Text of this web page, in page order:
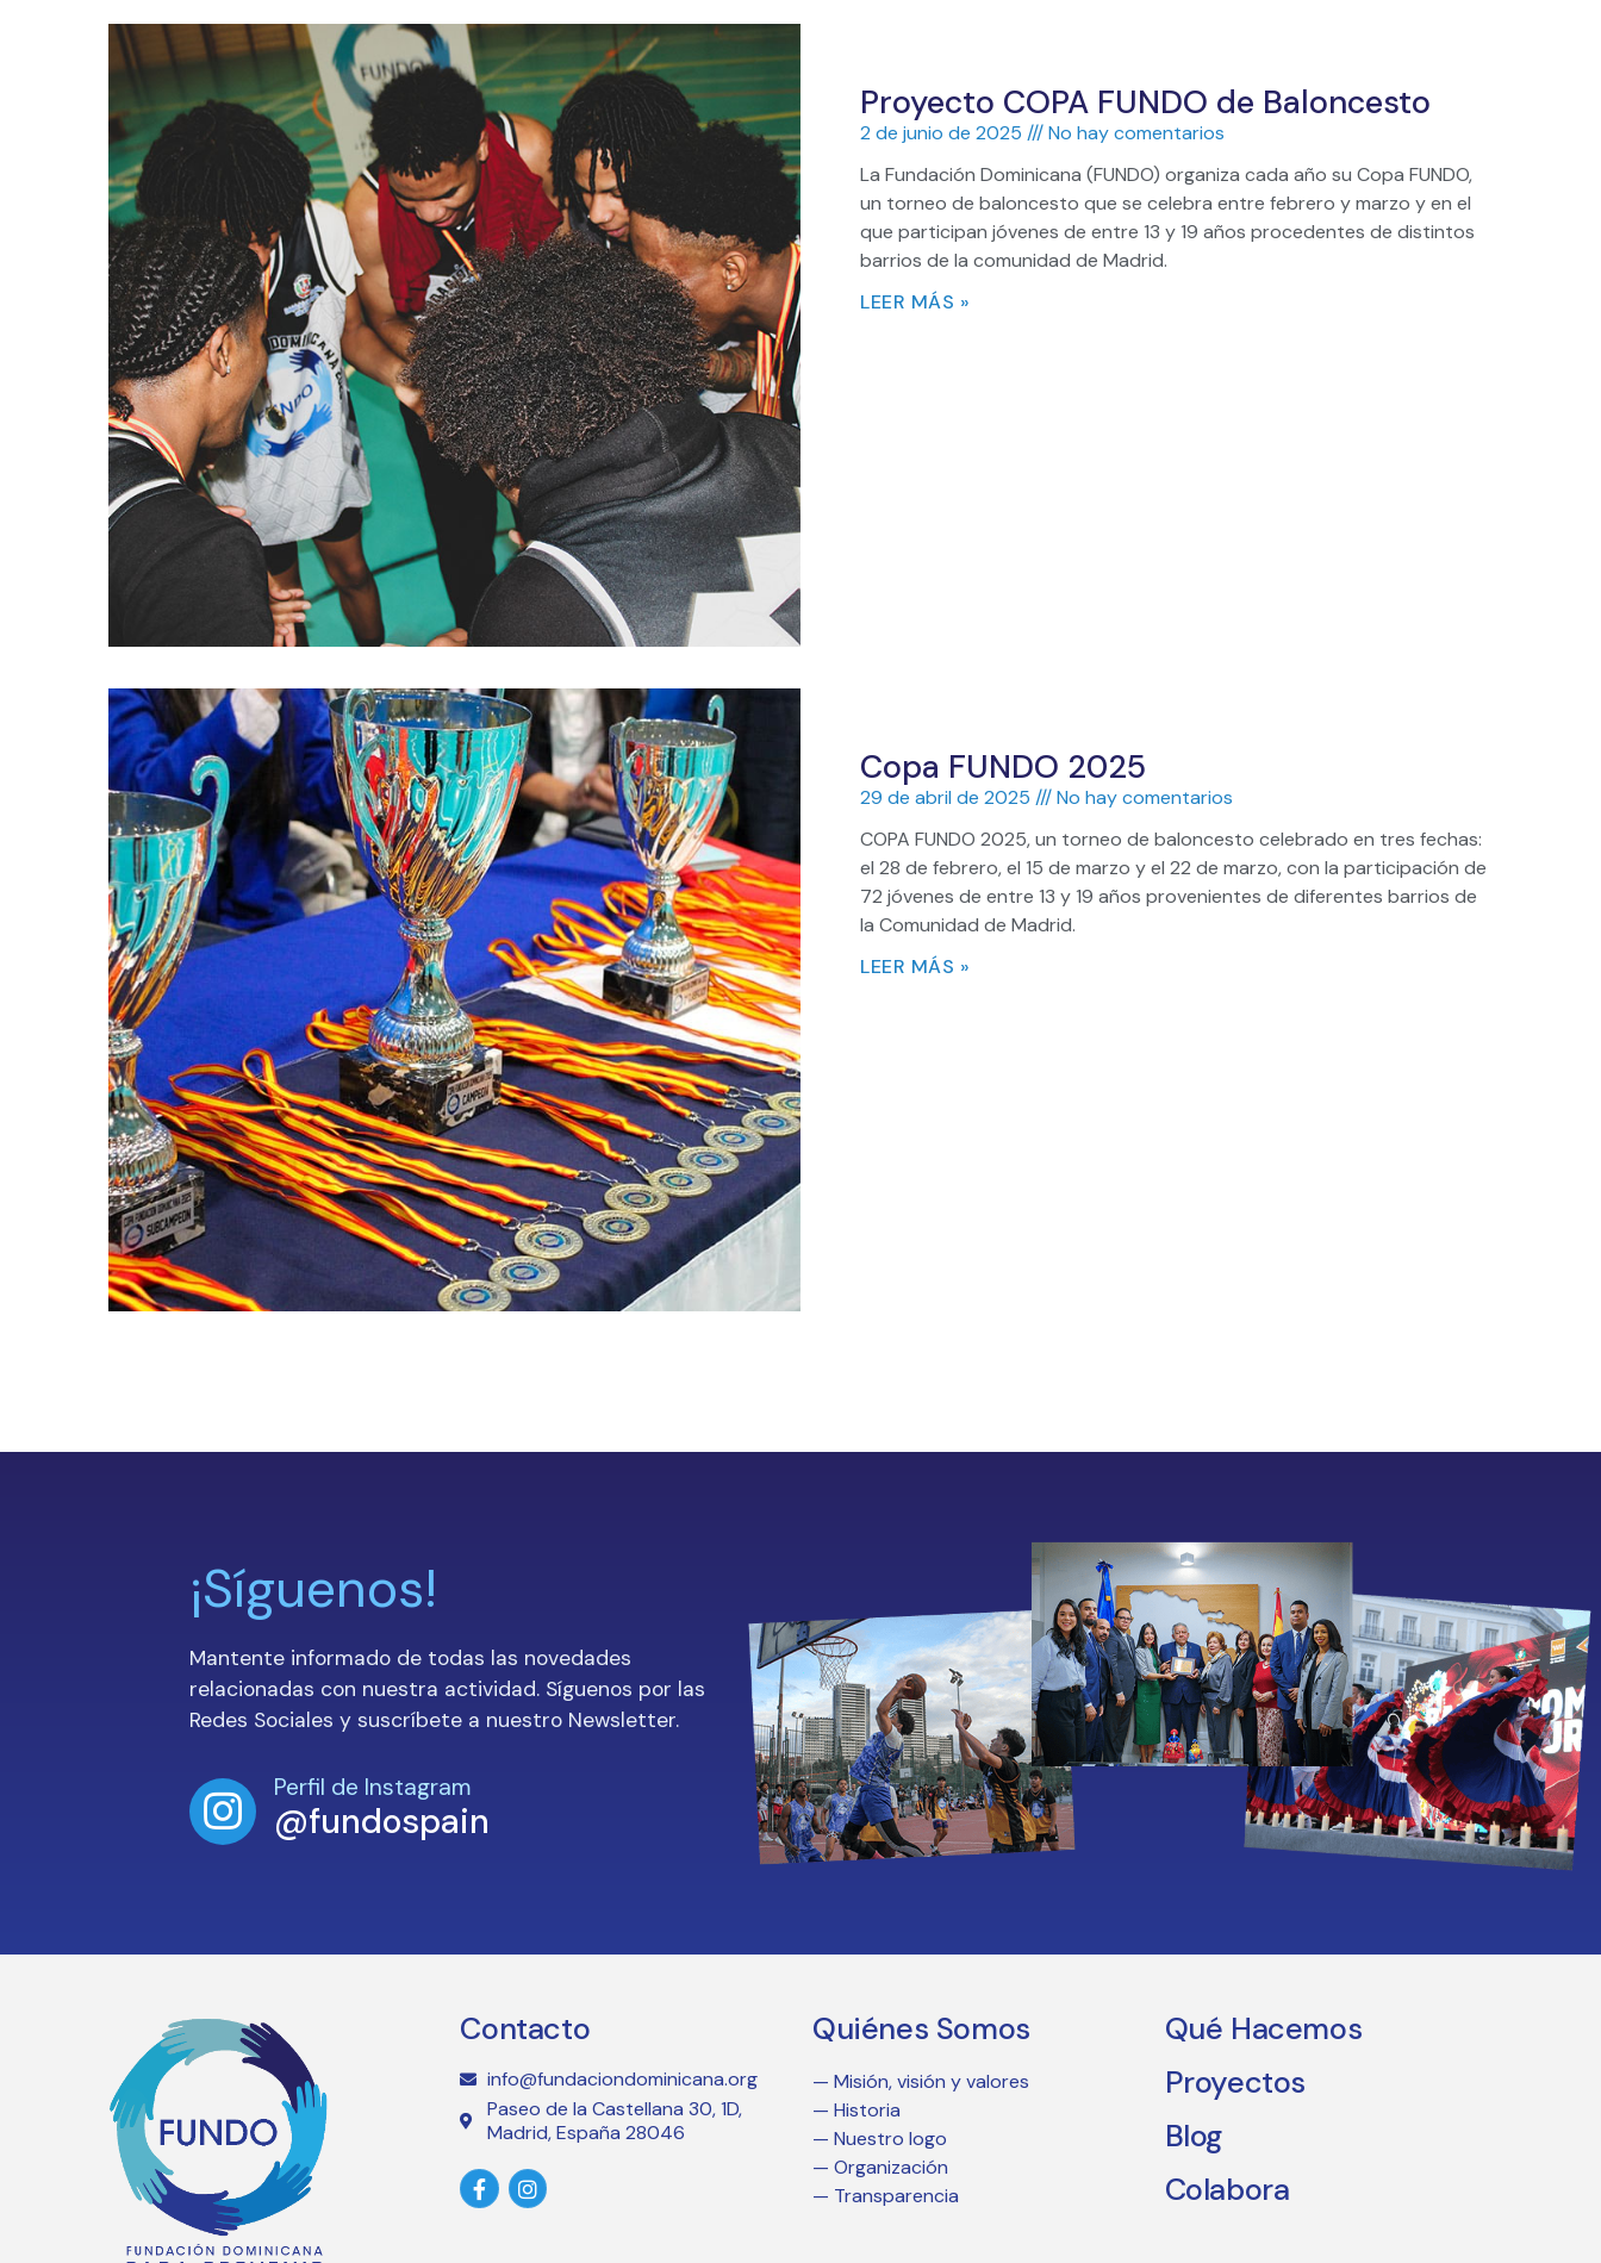
Proyecto COPA FUNDO de Baloncesto
2 de junio de 2025
No hay comentarios
La Fundación Dominicana (FUNDO) organiza cada año su Copa FUNDO,
un torneo de baloncesto que se celebra entre febrero y marzo y en el
que participan jóvenes de entre 13 y 19 años procedentes de distintos
barrios de la comunidad de Madrid.
LEER MÁS »
Copa FUNDO 2025
29 de abril de 2025
No hay comentarios
COPA FUNDO 2025, un torneo de baloncesto celebrado en tres fechas:
el 28 de febrero, el 15 de marzo y el 22 de marzo, con la participación de
72 jóvenes de entre 13 y 19 años provenientes de diferentes barrios de
la Comunidad de Madrid.
LEER MÁS »
¡Síguenos!
Mantente informado de todas las novedades
relacionadas con nuestra actividad. Síguenos por las
Redes Sociales y suscríbete a nuestro Newsletter.
Perfil de Instagram
@fundospain
Contacto
info@fundaciondominicana.org
Paseo de la Castellana 30, 1D,
Madrid, España 28046
Quiénes Somos
— Misión, visión y valores
— Historia
— Nuestro logo
— Organización
— Transparencia
Qué Hacemos
Proyectos
Blog
Colabora